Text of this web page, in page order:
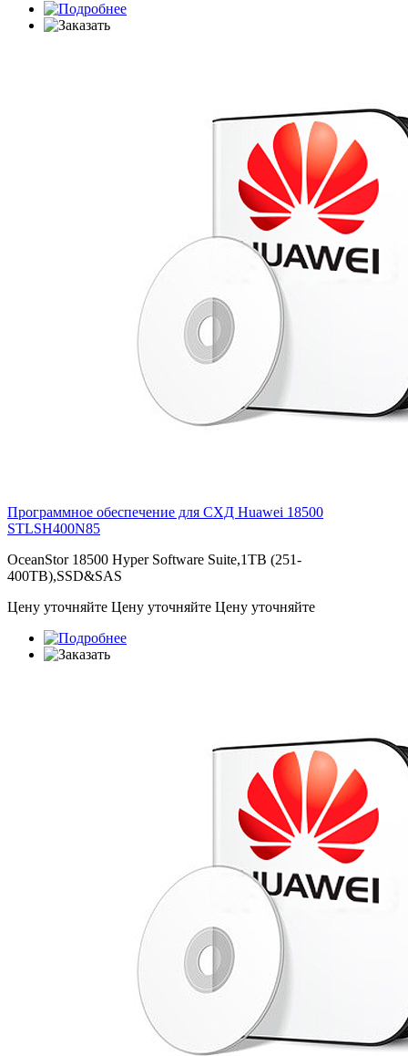
Программное обеспечение для СХД Huawei 18500
STLSH400N85
OceanStor 18500 Hyper Software Suite,1TB (251-
400TB),SSD&SAS
Цену уточняйте Цену уточняйте Цену уточняйте